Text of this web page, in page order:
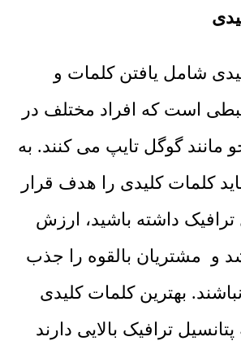
شامل یافتن کلمات و
است که افراد مختلف در
مانند گوگل تایپ می کنند. به
کلمات کلیدی را هدف قرار
ترافیک داشته باشید، ارزش
و مشتریان بالقوه را جذب
بهترین کلمات کلیدی
ترافیک بالایی دارند